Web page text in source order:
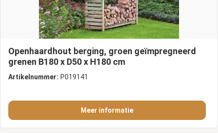
Openhaardhout berging, groen geïmpregneerd
grenen B180 x D50 x H180 cm
Artikelnummer: P019141
Meer informatie